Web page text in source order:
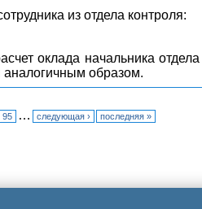
из отдела контроля:
оклада начальника отдела
аналогичным образом.
95 … следующая › последняя »